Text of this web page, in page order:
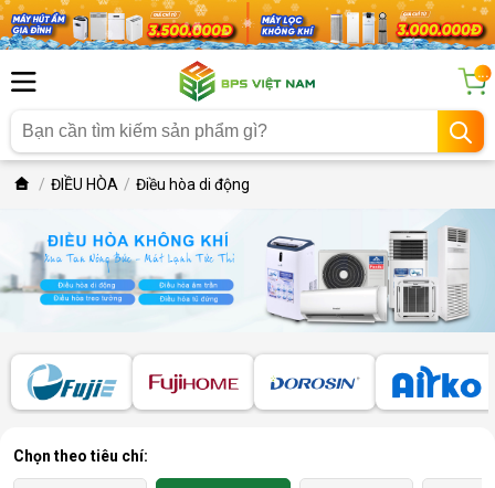
...
ĐIỀU HÒA Điều hòa di động
Chọn theo tiêu chí: